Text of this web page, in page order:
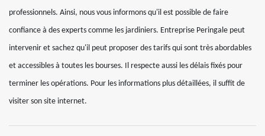
professionnels. Ainsi, nous vous informons qu'il est possible de faire
confiance à des experts comme les jardiniers. Entreprise Peringale peut
intervenir et sachez qu'il peut proposer des tarifs qui sont très abordables
et accessibles à toutes les bourses. Il respecte aussi les délais fixés pour
terminer les opérations. Pour les informations plus détaillées, il suffit de
visiter son site internet.